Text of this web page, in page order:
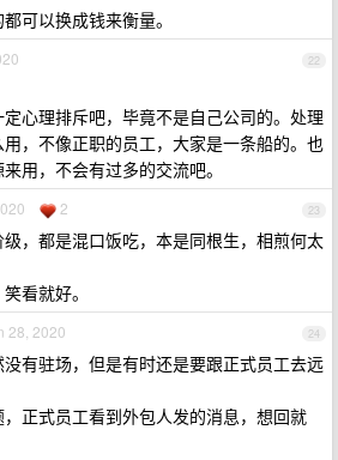
可以换成钱来衡量。
22
心理排斥吧，毕竟不是自己公司的。处理
，不像正职的员工，大家是一条船的。也
用，不会有过多的交流吧。
23
2
，都是混口饭吃，本是同根生，相煎何太
看就好。
24
28, 2020
有驻场，但是有时还是要跟正式员工去远
正式员工看到外包人发的消息，想回就